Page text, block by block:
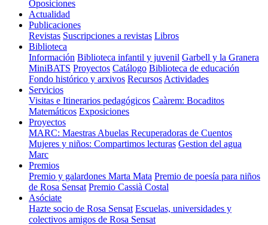
Oposiciones
Actualidad
Publicaciones
Revistas Suscripciones a revistas Libros
Biblioteca
Información Biblioteca infantil y juvenil Garbell y la Granera
MiniBATS Proyectos Catálogo Biblioteca de educación
Fondo histórico y arxivos Recursos Actividades
Servicios
Visitas e Itinerarios pedagógicos Caàrem: Bocaditos
Matemáticos Exposiciones
Proyectos
MARC: Maestras Abuelas Recuperadoras de Cuentos
Mujeres y niños: Compartimos lecturas Gestion del agua
Marc
Premios
Premio y galardones Marta Mata Premio de poesía para niños
de Rosa Sensat Premio Cassià Costal
Asóciate
Hazte socio de Rosa Sensat Escuelas, universidades y
colectivos amigos de Rosa Sensat